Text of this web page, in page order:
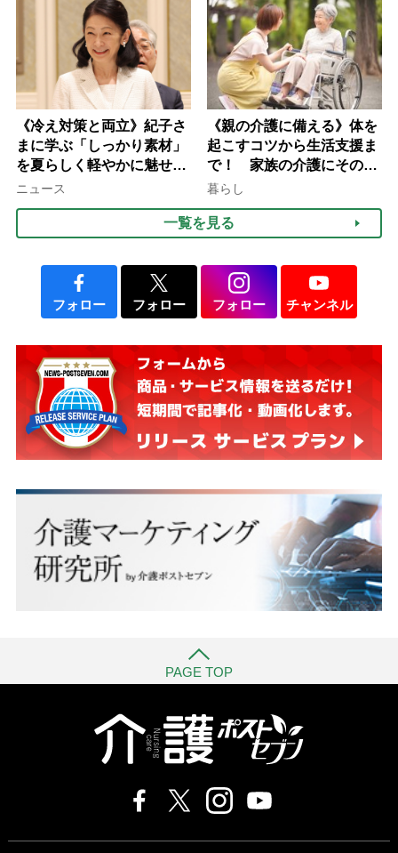
みよう」【社会福祉士解
説】
《冷え対策と両立》紀子さ
まに学ぶ「しっかり素材」
を夏らしく軽やかに魅せる
3つの着こなし法則
ニュース
《親の介護に備える》体を
起こすコツから生活支援ま
で！ 家族の介護にそのま
ま活かせる2つの資格
暮らし
一覧を見る
フォロー フォロー フォロー チャンネル
PAGE TOP